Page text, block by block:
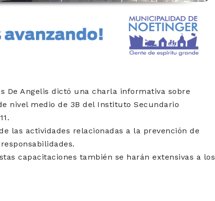
De Angelis dictó una charla informativa sobre
nivel medio de 3B del Instituto Secundario
las actividades relacionadas a la prevención de
capacitaciones también se harán extensivas a los